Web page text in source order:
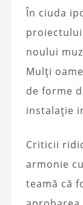
În ciuda
noului
Mulți
de forme
instalație
Criticii
armonie
teamă că